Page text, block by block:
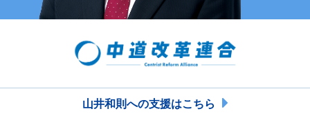
山井和則への支援はこちら